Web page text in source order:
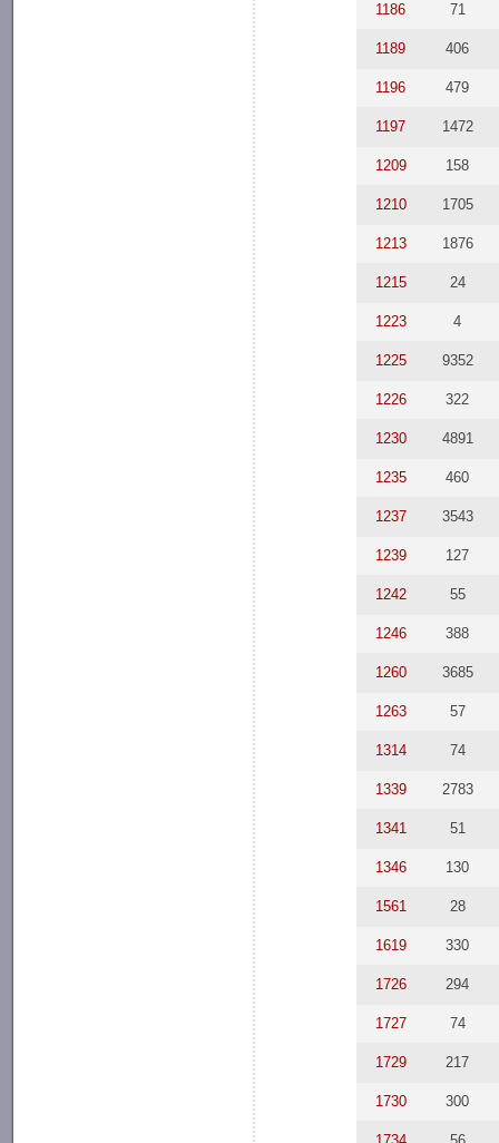
1186 71
1189 406
1196 479
1197 1472
1209 158
1210 1705
1213 1876
1215 24
1223 4
1225 9352
1226 322
1230 4891
1235 460
1237 3543
1239 127
1242 55
1246 388
1260 3685
1263 57
1314 74
1339 2783
1341 51
1346 130
1561 28
1619 330
1726 294
1727 74
1729 217
1730 300